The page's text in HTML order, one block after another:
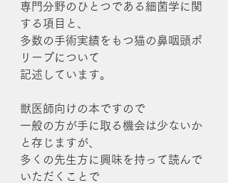
専門分野のひとつである細菌学に関
する項目と、
多数の手術実績をもつ猫の鼻咽頭ポ
リープについて
記述しています。
獣医師向けの本ですので
一般の方が手に取る機会は少ないか
と存じますが、
多くの先生方に興味を持って読んで
いただくことで